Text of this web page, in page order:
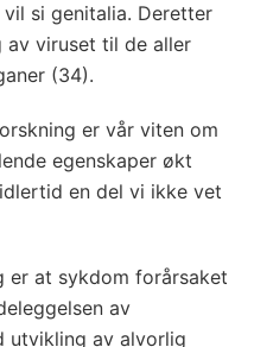
si genitalia. Deretter
av viruset til de aller
(34).
er vår viten om
egenskaper økt
en del vi ikke vet
er at sykdom forårsaket
av
utvikling av alvorlig